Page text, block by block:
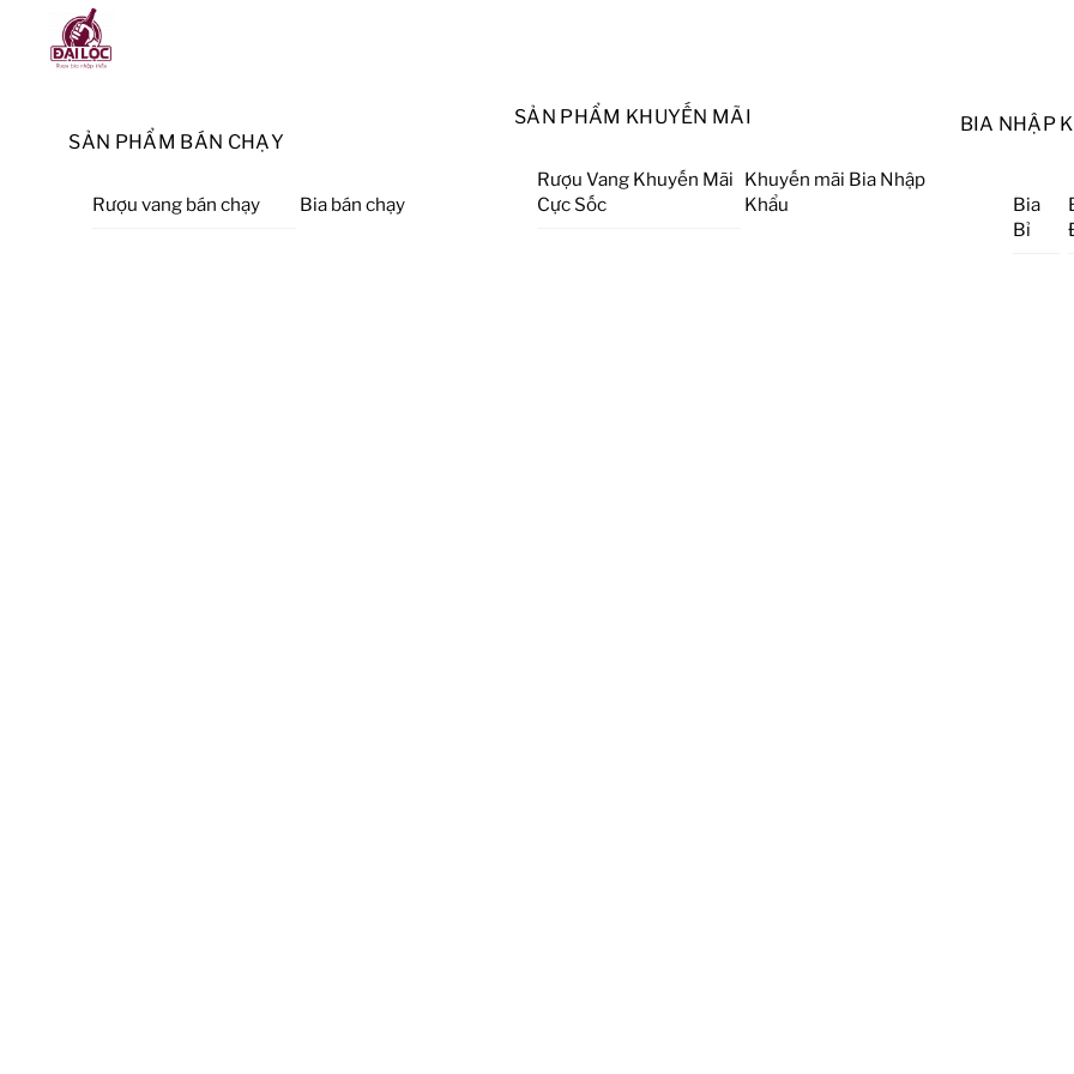
Menu
SẢN PHẨM BÁN CHẠY
Rượu vang bán chạy Bia bán chạy
SẢN PHẨM KHUYẾN MÃI
Rượu Vang Khuyến Mãi
Cực Sốc
Khuyến mãi Bia Nhập
Khẩu
BIA NHẬP
Bia
Bỉ